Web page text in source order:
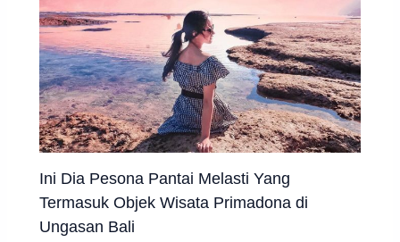
Ini Dia Pesona Pantai Melasti Yang
Termasuk Objek Wisata Primadona di
Ungasan Bali